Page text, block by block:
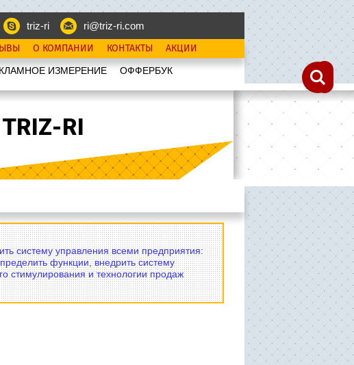
triz-ri ri@triz-ri.com
О КОМПАНИИ КОНТАКТЫ АКЦИИ
ИЗМЕРЕНИЕ OФФЕРБУК
RI
систему управления всеми предприятия:
функции, внедрить систему
стимулирования и технологии продаж